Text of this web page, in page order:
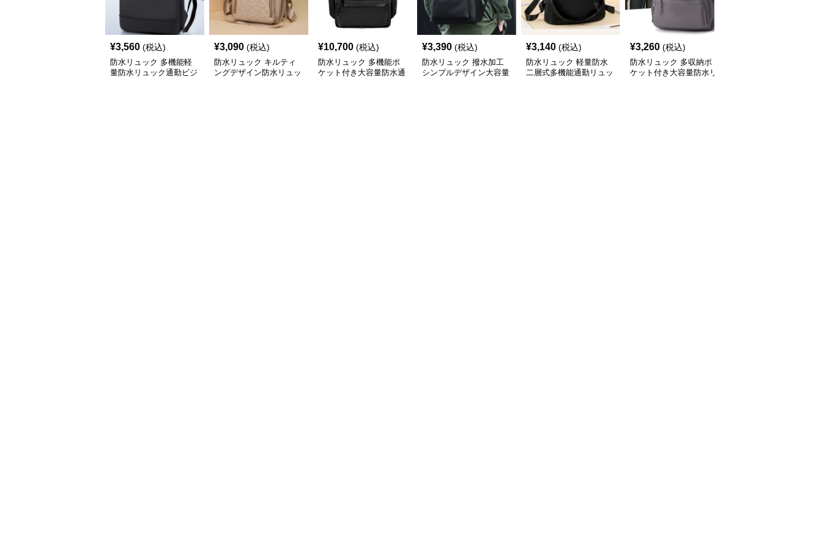
¥3,560 (税込)
防水リュック 多機能軽
量防水リュック通勤ビジ
¥3,090 (税込)
防水リュック キルティ
ングデザイン防水リュッ
¥10,700 (税込)
防水リュック 多機能ポ
ケット付き大容量防水通
¥3,390 (税込)
防水リュック 撥水加工
シンプルデザイン大容量
¥3,140 (税込)
防水リュック 軽量防水
二層式多機能通勤リュッ
¥3,260 (税込)
防水リュック 多収納ポ
ケット付き大容量防水リ